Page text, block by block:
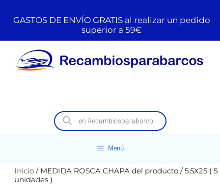
GASTOS DE ENVÍO GRATIS al realizar un pedido
superior a 59€
Menú
Inicio / MEDIDA ROSCA CHAPA del producto / 5.5X25 ( 5
unidades )